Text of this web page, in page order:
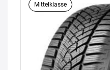
Mittelklasse